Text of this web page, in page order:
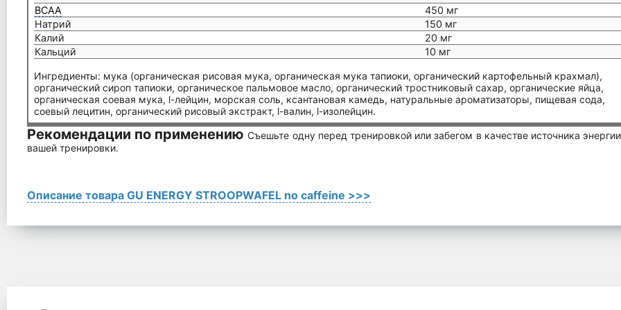
ВСАА
450 мг
Натрий
150 мг
Калий
20 мг
Кальций
10 мг
Ингредиенты: мука (органическая рисовая мука, органическая мука тапиоки, органический картофельный крахмал),
органический сироп тапиоки, органическое пальмовое масло, органический тростниковый сахар, органические яйца,
органическая соевая мука, l-лейцин, морская соль, ксантановая камедь, натуральные ароматизаторы, пищевая сода,
соевый лецитин, органический рисовый экстракт, l-валин, l-изолейцин.
Рекомендации по применению Съешьте одну перед тренировкой или забегом в качестве источника
вашей тренировки.
Описание товара GU ENERGY STROOPWAFEL no caffeine >>>